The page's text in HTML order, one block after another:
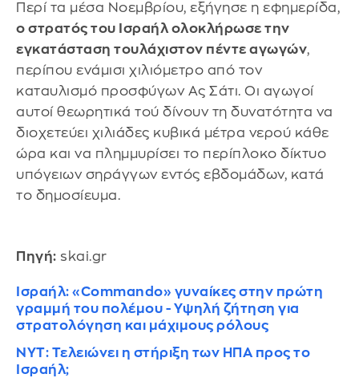
Περί τα μέσα Νοεμβρίου, εξήγησε η εφημερίδα,
ο στρατός του Ισραήλ ολοκλήρωσε την
εγκατάσταση τουλάχιστον πέντε αγωγών,
περίπου ενάμισι χιλιόμετρο από τον
καταυλισμό προσφύγων Ας Σάτι. Οι αγωγοί
αυτοί θεωρητικά τού δίνουν τη δυνατότητα να
διοχετεύει χιλιάδες κυβικά μέτρα νερού κάθε
ώρα και να πλημμυρίσει το περίπλοκο δίκτυο
υπόγειων σηράγγων εντός εβδομάδων, κατά
το δημοσίευμα.
Πηγή: skai.gr
Ισραήλ: «Commando» γυναίκες στην πρώτη
γραμμή του πολέμου - Υψηλή ζήτηση για
στρατολόγηση και μάχιμους ρόλους
ΝΥΤ: Τελειώνει η στήριξη των ΗΠΑ προς το
Ισραήλ;